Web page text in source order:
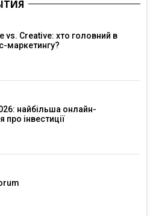
vs. Creative: хто головний в
маркетингу?
найбільша онлайн-
про інвестиції